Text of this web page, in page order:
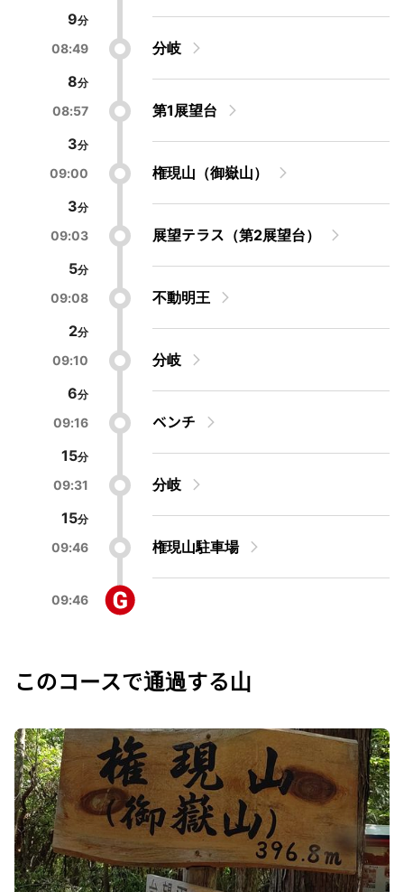
9
08:49
8
分岐
08:57
3
第1展望台
09:00
3
権現山（御嶽山）
09:03
5
展望テラス（第2展望台）
09:08
2
不動明王
09:10
6
分岐
09:16
15
ベンチ
09:31
15
分岐
09:46 権現山駐車場
09:46
このコースで通過する山